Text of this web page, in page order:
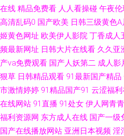
成人 欧亚av 午夜性愛剧场 91叉插叉 91视
费看 91另类色图 91探花熟女在线播放 久
影院 91素人视频首页 传媒导航在线 黄色
线 成人网免费视频 久久999 日本精品久久
在线 精品免费看 人人看操碰 午夜
高清乱码0 国产欧美 日韩三级黄色A
姬黄色网址 欧美伊人影院 丁香成人
频最新网址 日韩大片在线看 久久亚
产va免费观看 国产人妖第二 成人影
狠草 日韩精品观看 91最新国产精品
市激情婷婷 91精品国产91 云涩福
在线网站 91直播 91处女 伊人网青
福利资源网 东方成人在线 国产一级
国产在线播放网站 亚洲日本视频 淫